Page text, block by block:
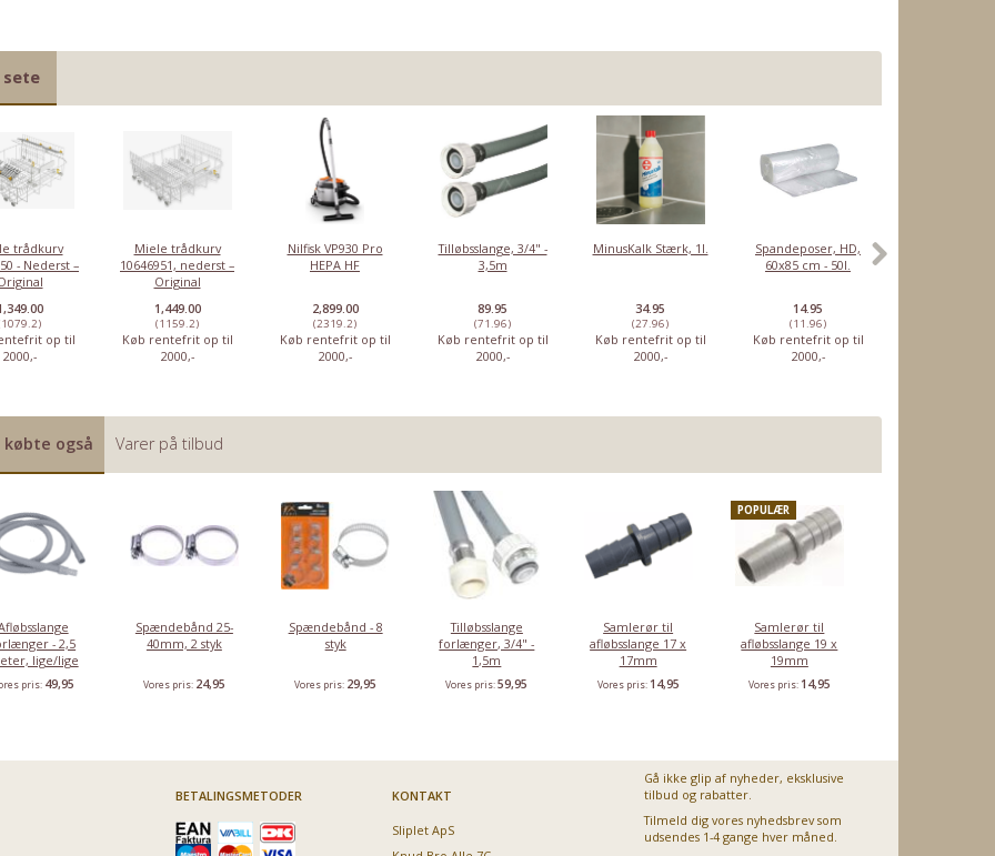
Armeret
tilløbsslange
forlænger, 3/4"
- 1,5m
3/4" - 3,5m -
lige/vinkel
Tilløbsslange,
3/4" - 2,5m
Vores pris:
Tilløbsslange,
3/4" - 3,5m
Vores pris: 89,95
3/4" – 50 liter
Tilløbsslange,
3/4" - 1,5m
Tilløbsslange,
3/4" - 1,5m -
sete
trådkurv
- Nederst –
op til
2000,-
Miele trådkurv
10646951, nederst –
Original
1,449.00
(1159.2)
Køb rentefrit op til
2000,-
Nilfisk VP930 Pro
HEPA HF
2,899.00
(2319.2)
Køb rentefrit op til
2000,-
Tilløbsslange, 3/4" -
3,5m
89.95
(71.96)
Køb rentefrit op til
2000,-
MinusKalk Stærk, 1l.
34.95
(27.96)
Køb rentefrit op til
2000,-
Spandeposer, HD,
60x85 cm - 50l.
14.95
(11.96)
Køb rentefrit op til
2000,-
købte også Varer på tilbud
- 2,5
lige/lige
pris: 49,95
Spændebånd 25-
40mm, 2 styk
Vores pris: 24,95
Spændebånd - 8
styk
Vores pris: 29,95
Tilløbsslange
forlænger, 3/4" -
1,5m
Vores pris:59,95
Samlerør til
afløbsslange 17 x
17mm
Vores pris: 14,95
POPULÆR
Samlerør til
afløbsslange 19 x
19mm
Vores pris: 14,95
BETALINGSMETODER KONTAKT
Sliplet ApS
Gå ikke glip af nyheder, eksklusive
tilbud og rabatter.
Tilmeld dig vores nyhedsbrev som
udsendes 1-4 gange hver måned.